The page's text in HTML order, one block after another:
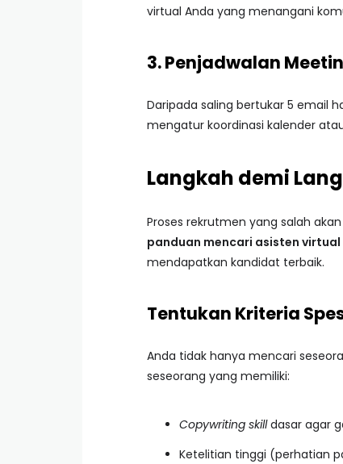
virtual Anda yang menangani
3. Penjadwalan
Daripada saling bertukar 5 email
mengatur koordinasi kalender
Langkah demi
Proses rekrutmen yang salah
panduan mencari asisten
mendapatkan kandidat terbaik.
Tentukan Kriteria
Anda tidak hanya mencari
seseorang yang memiliki:
Copywriting skilldasar agar
Ketelitian tinggi (perhatian